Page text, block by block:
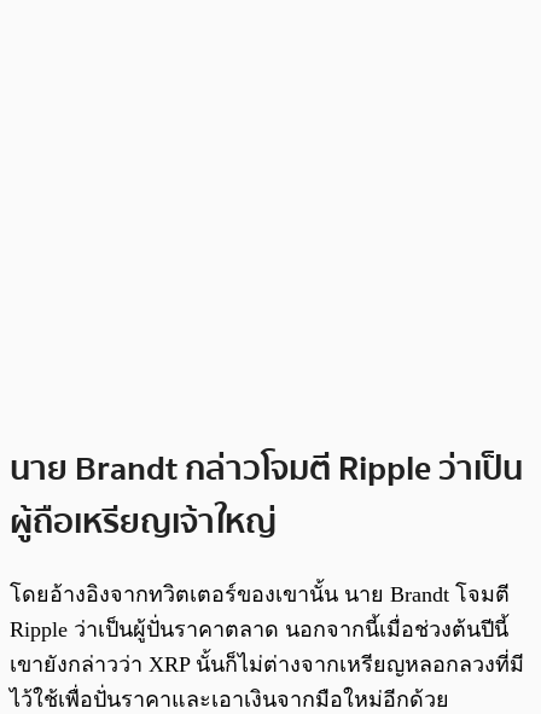
นาย Brandt กล่าวโจมตี Ripple ว่าเป็น
ผู้ถือเหรียญเจ้าใหญ่
โดยอ้างอิงจากทวิตเตอร์ของเขานั้น นาย Brandt โจมตี
Ripple ว่าเป็นผู้ปั่นราคาตลาด นอกจากนี้เมื่อช่วงต้นปีนี้
เขายังกล่าวว่า XRP นั้นก็ไม่ต่างจากเหรียญหลอกลวงที่มี
ไว้ใช้เพื่อปั่นราคาและเอาเงินจากมือใหม่อีกด้วย